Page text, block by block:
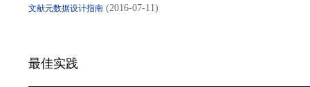
文献元数据设计指南 (2016-07-11)
最佳实践